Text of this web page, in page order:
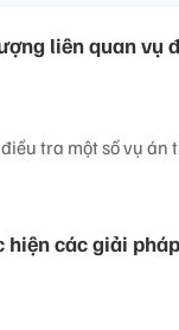
liên quan vụ
tra một số vụ án
hiện các giải